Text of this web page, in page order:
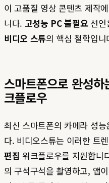
이 고품질 영상 콘텐츠 제작
니다. 고성능 PC 불필요선언
비디오 스튜의 핵심 철학입니
스마트폰으로 완성
크플로우
최신 스마트폰의 카메라 성
다. 비디오스튜는 이러한 트
편집 워크플로우를 지원합니
의 구석구석을 촬영하고, 앱